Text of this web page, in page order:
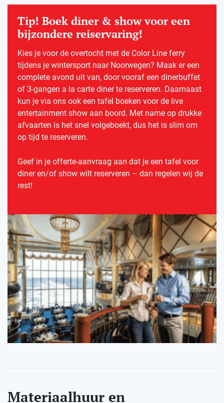
Tip! Boek diner & show voor een
bijzondere reiservaring!
Kies je voor de overtocht met de Color Line ferry
tijdens je wintersport naar Noorwegen? Maak er een
complete avond uit van, door vooraf een dinerbuffet
of 3-gangen a la carte diner te reserveren. Daarnaast
kun je via ons ook een tafel boeken voor de live
entertainment show aan boord. Met name op drukke
afvaarten is het snel volgeboekt, dus het is slim om
op tijd te reserveren.
Geef in je offerte-aanvraag aan dat je een tafel voor
diner en/of show wilt reserveren – dan regelen wij de
rest!
Materiaalhuur en